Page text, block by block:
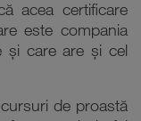
acea certificare
este compania
și care are și cel
de proastă